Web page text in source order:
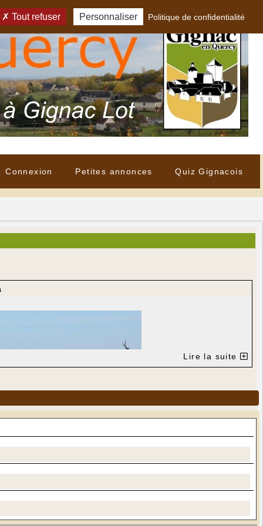
Connexion Petites annonces Quiz Gignacois
côté du four à pain)
Lire la suite
Tout refuser Personnaliser Politique de confidentialité